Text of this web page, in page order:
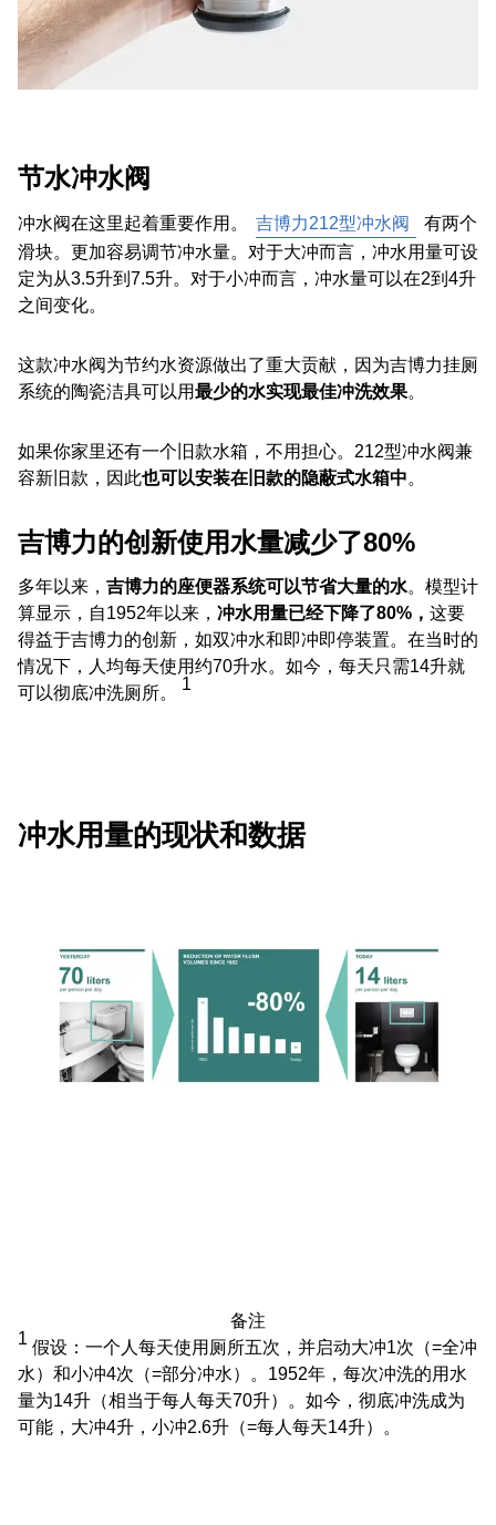
节水冲水阀
冲水阀在这里起着重要作用。 吉博力212型冲水阀
有两个
滑块。更加容易调节冲水量。对于大冲而言，冲水用量可设
定为从3.5升到7.5升。对于小冲而言，冲水量可以在2到4升
之间变化。
这款冲水阀为节约水资源做出了重大贡献，因为吉博力挂厕
系统的陶瓷洁具可以用最少的水实现最佳冲洗效果。
如果你家里还有一个旧款水箱，不用担心。212型冲水阀兼
容新旧款，因此也可以安装在旧款的隐蔽式水箱中。
吉博力的创新使用水量减少了80%
多年以来， 吉博力的座便器系统可以节省大量的水。模型计
算显示，自1952年以来， 冲水用量已经下降了80%， 这要
得益于吉博力的创新，如双冲水和即冲即停装置。在当时的
情况下，人均每天使用约70升水。如今，每天只需14升就
可以彻底冲洗厕所。 1
冲水用量的现状和数据
备注
1 假设：一个人每天使用厕所五次，并启动大冲1次（=全冲
水）和小冲4次（=部分冲水）。1952年，每次冲洗的用水
量为14升（相当于每人每天70升）。如今，彻底冲洗成为
可能，大冲4升，小冲2.6升（=每人每天14升）。